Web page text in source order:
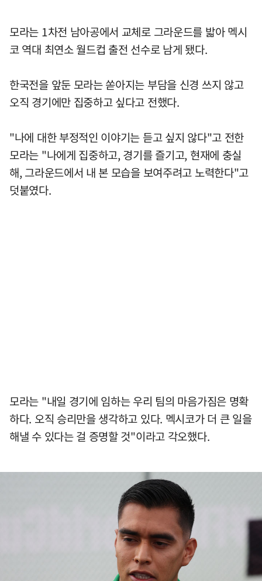
모라는 1차전 남아공에서 교체로 그라운드를 밟아 멕시
코 역대 최연소 월드컵 출전 선수로 남게 됐다.
한국전을 앞둔 모라는 쏟아지는 부담을 신경 쓰지 않고
오직 경기에만 집중하고 싶다고 전했다.
"나에 대한 부정적인 이야기는 듣고 싶지 않다"고 전한
모라는 "나에게 집중하고, 경기를 즐기고, 현재에 충실
해, 그라운드에서 내 본 모습을 보여주려고 노력한다"고
덧붙였다.
모라는 "내일 경기에 임하는 우리 팀의 마음가짐은 명확
하다. 오직 승리만을 생각하고 있다. 멕시코가 더 큰 일을
해낼 수 있다는 걸 증명할 것"이라고 각오했다.